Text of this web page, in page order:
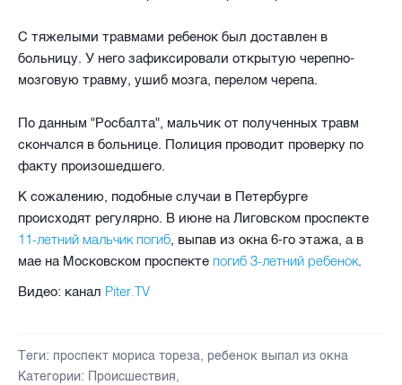
С тяжелыми травмами ребенок был доставлен в
больницу. У него зафиксировали открытую черепно-
мозговую травму, ушиб мозга, перелом черепа.
По данным "Росбалта", мальчик от полученных травм
скончался в больнице. Полиция проводит проверку по
факту произошедшего.
К сожалению, подобные случаи в Петербурге
происходят регулярно. В июне на Лиговском проспекте
11-летний мальчик погиб, выпав из окна 6-го этажа, а в
мае на Московском проспекте погиб 3-летний ребенок.
Видео: канал Piter.TV
Теги: проспект мориса тореза, ребенок выпал из окна
Категории: Происшествия,